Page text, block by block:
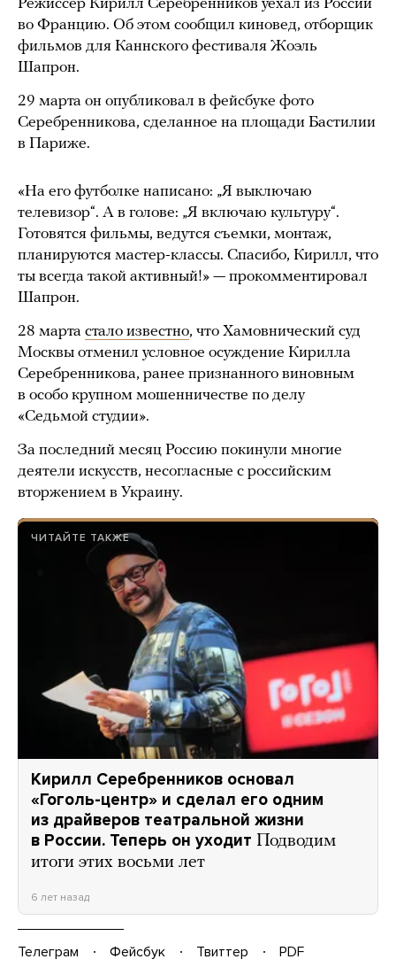
Режиссер Кирилл Серебренников уехал из России
во Францию. Об этом сообщил киновед, отборщик
фильмов для Каннского фестиваля Жоэль
Шапрон.
29 марта он опубликовал в фейсбуке фото
Серебренникова, сделанное на площади Бастилии
в Париже.
«На его футболке написано: „Я выключаю
телевизор“. А в голове: „Я включаю культуру“.
Готовятся фильмы, ведутся съемки, монтаж,
планируются мастер-классы. Спасибо, Кирилл, что
ты всегда такой активный!» — прокомментировал
Шапрон.
28 марта стало известно, что Хамовнический суд
Москвы отменил условное осуждение Кирилла
Серебренникова, ранее признанного виновным
в особо крупном мошенничестве по делу
«Седьмой студии».
За последний месяц Россию покинули многие
деятели искусств, несогласные с российским
вторжением в Украину.
ЧИТАЙТЕ ТАКЖЕ
Кирилл Серебренников основал
«Гоголь-центр» и сделал его одним
из драйверов театральной жизни
в России. Теперь он уходит Подводим
итоги этих восьми лет
6 лет назад
Телеграм Фейсбук Твиттер
PDF